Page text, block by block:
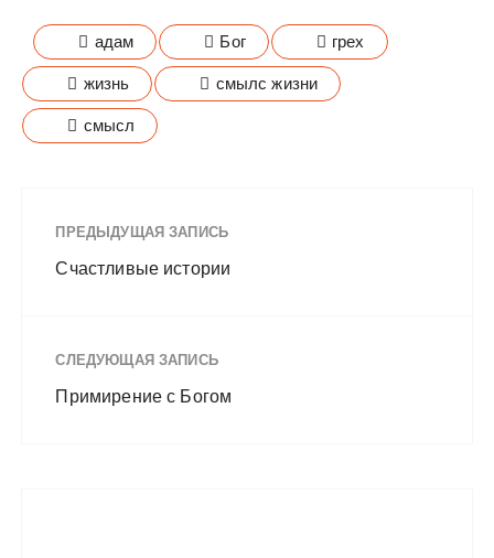
адам Бог грех
жизнь смылс жизни
смысл
ПРЕДЫДУЩАЯ ЗАПИСЬ
Счастливые истории
СЛЕДУЮЩАЯ ЗАПИСЬ
Примирение с Богом